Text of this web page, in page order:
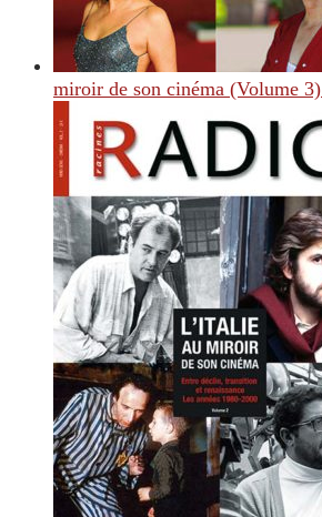
miroir de son cinéma (Volume 3)